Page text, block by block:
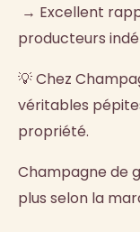
→ Excellent
producteurs
💡 Chez
véritables
propriété.
Champagne de
plus selon la